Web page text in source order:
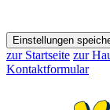
Einstellungen
zur Startseite zur
Kontaktformular